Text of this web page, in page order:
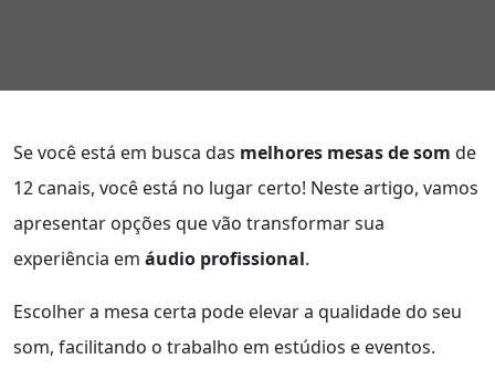
Se você está em busca das melhores mesas de som de
12 canais, você está no lugar certo! Neste artigo, vamos
apresentar opções que vão transformar sua
experiência em áudio profissional.
Escolher a mesa certa pode elevar a qualidade do seu
som, facilitando o trabalho em estúdios e eventos.